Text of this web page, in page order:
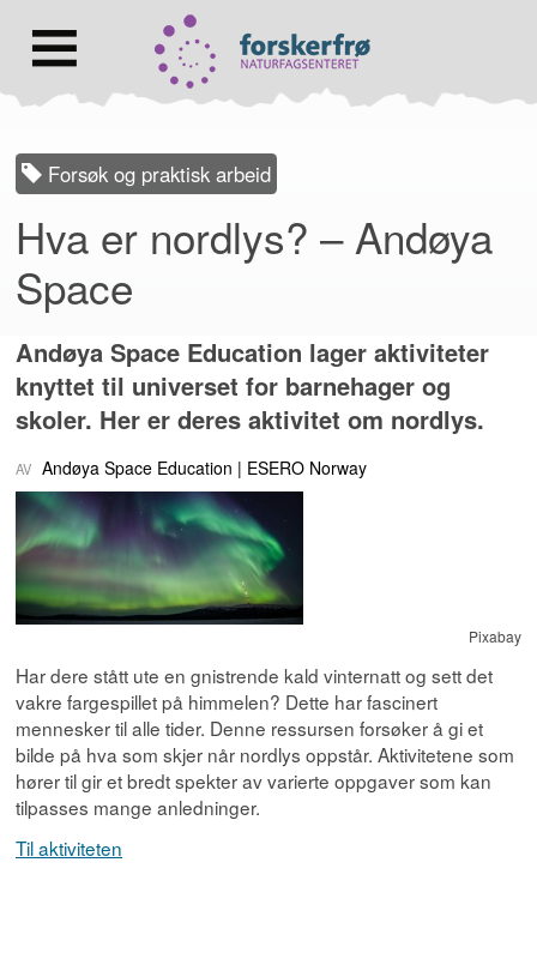
Hovedmeny
til
forsiden
Forsøk og praktisk arbeid
Hva er nordlys? – Andøya
Space
Andøya Space Education lager aktiviteter
knyttet til universet for barnehager og
skoler. Her er deres aktivitet om nordlys.
Andøya Space Education ESERO Norway
Pixabay
Har dere stått ute en gnistrende kald vinternatt og sett det
vakre fargespillet på himmelen? Dette har fascinert
mennesker til alle tider. Denne ressursen forsøker å gi et
bilde på hva som skjer når nordlys oppstår. Aktivitetene som
hører til gir et bredt spekter av varierte oppgaver som kan
tilpasses mange anledninger.
Til aktiviteten